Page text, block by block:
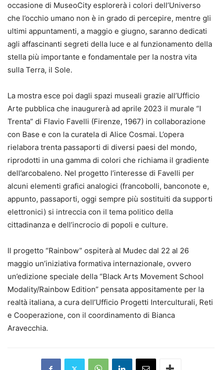
occasione di MuseoCity esplorerà i colori dell’Universo
che l’occhio umano non è in grado di percepire, mentre gli
ultimi appuntamenti, a maggio e giugno, saranno dedicati
agli affascinanti segreti della luce e al funzionamento della
stella più importante e fondamentale per la nostra vita
sulla Terra, il Sole.
La mostra esce poi dagli spazi museali grazie all’Ufficio
Arte pubblica che inaugurerà ad aprile 2023 il murale “I
Trenta” di Flavio Favelli (Firenze, 1967) in collaborazione
con Base e con la curatela di Alice Cosmai. L’opera
rielabora trenta passaporti di diversi paesi del mondo,
riprodotti in una gamma di colori che richiama il gradiente
dell’arcobaleno. Nel progetto l’interesse di Favelli per
alcuni elementi grafici analogici (francobolli, banconote e,
appunto, passaporti, oggi sempre più sostituiti da supporti
elettronici) si intreccia con il tema politico della
cittadinanza e dell’incrocio di popoli e culture.
Il progetto “Rainbow” ospiterà al Mudec dal 22 al 26
maggio un’iniziativa formativa internazionale, ovvero
un’edizione speciale della “Black Arts Movement School
Modality/Rainbow Edition” pensata appositamente per la
realtà italiana, a cura dell’Ufficio Progetti Interculturali, Reti
e Cooperazione, con il coordinamento di Bianca
Aravecchia.